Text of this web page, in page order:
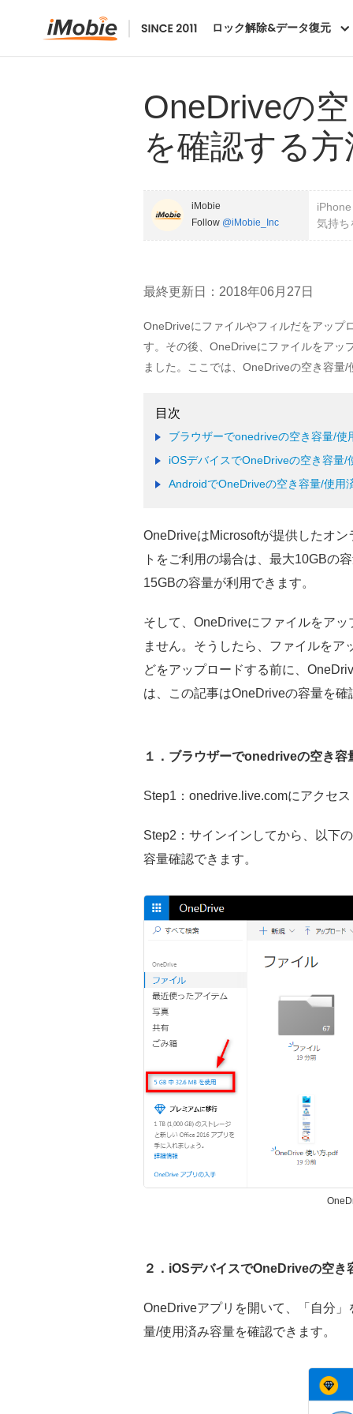
ロック解除&データ復元
OneDriveの
を確認する方
iMobie
Follow @iMobie_Inc
気持ち
最終更新日：2018年06月27日
OneDriveにファイルやフィルだをアップ
す。その後、OneDriveにファイルをアッ
ました。ここでは、OneDriveの空き容量
ブラウザーでonedriveの空き容量/使
iOSデバイスでOneDriveの空き容量/
AndroidでOneDriveの空き容量/使用
OneDriveはMicrosoftが提供したオ
トをご利用の場合は、最大10GBの
15GBの容量が利用できます。
そして、OneDriveにファイルをア
ません。そうしたら、ファイルを
どをアップロードする前に、
は、この記事はOneDriveの容量を
１．ブラウザーでonedriveの空き容
Step1：onedrive.live.comにアクセ
Step2：サインインしてから、以下
容量確認できます。
２．iOSデバイスでOneDriveの空き
OneDriveアプリを開いて、「自分
量/使用済み容量を確認できます。